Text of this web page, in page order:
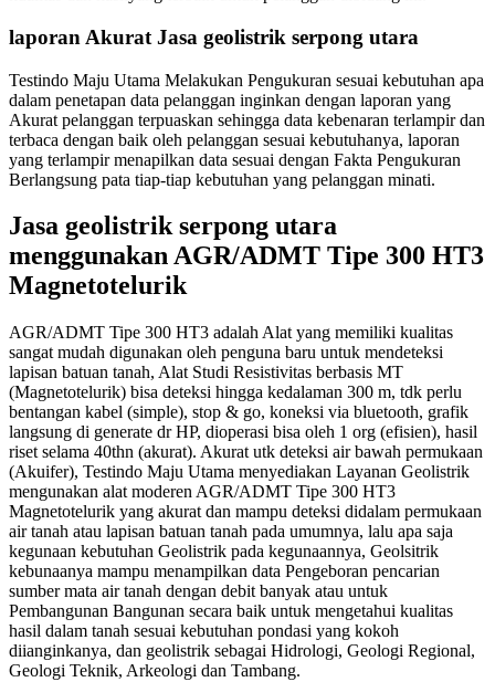
laporan Akurat Jasa geolistrik serpong utara
Testindo Maju Utama Melakukan Pengukuran sesuai kebutuhan apa
dalam penetapan data pelanggan inginkan dengan laporan yang
Akurat pelanggan terpuaskan sehingga data kebenaran terlampir dan
terbaca dengan baik oleh pelanggan sesuai kebutuhanya, laporan
yang terlampir menapilkan data sesuai dengan Fakta Pengukuran
Berlangsung pata tiap-tiap kebutuhan yang pelanggan minati.
Jasa geolistrik serpong utara
menggunakan AGR/ADMT Tipe 300 HT3
Magnetotelurik
AGR/ADMT Tipe 300 HT3 adalah Alat yang memiliki kualitas
sangat mudah digunakan oleh penguna baru untuk mendeteksi
lapisan batuan tanah, Alat Studi Resistivitas berbasis MT
(Magnetotelurik) bisa deteksi hingga kedalaman 300 m, tdk perlu
bentangan kabel (simple), stop & go, koneksi via bluetooth, grafik
langsung di generate dr HP, dioperasi bisa oleh 1 org (efisien), hasil
riset selama 40thn (akurat). Akurat utk deteksi air bawah permukaan
(Akuifer), Testindo Maju Utama menyediakan Layanan Geolistrik
mengunakan alat moderen AGR/ADMT Tipe 300 HT3
Magnetotelurik yang akurat dan mampu deteksi didalam permukaan
air tanah atau lapisan batuan tanah pada umumnya, lalu apa saja
kegunaan kebutuhan Geolistrik pada kegunaannya, Geolsitrik
kebunaanya mampu menampilkan data Pengeboran pencarian
sumber mata air tanah dengan debit banyak atau untuk
Pembangunan Bangunan secara baik untuk mengetahui kualitas
hasil dalam tanah sesuai kebutuhan pondasi yang kokoh
diianginkanya, dan geolistrik sebagai Hidrologi, Geologi Regional,
Geologi Teknik, Arkeologi dan Tambang.